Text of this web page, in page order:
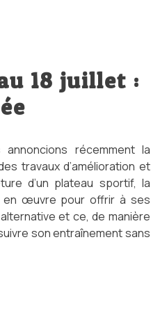
18 juillet :
récemment la
travaux d’amélioration et
d’un plateau sportif, la
en œuvre pour offrir à ses
et ce, de manière
son entraînement sans